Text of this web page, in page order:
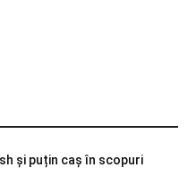
și puțin caș în scopuri